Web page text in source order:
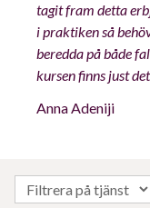
tagit fram detta
i praktiken så
beredda på både
kursen finns just
Anna Adeniji